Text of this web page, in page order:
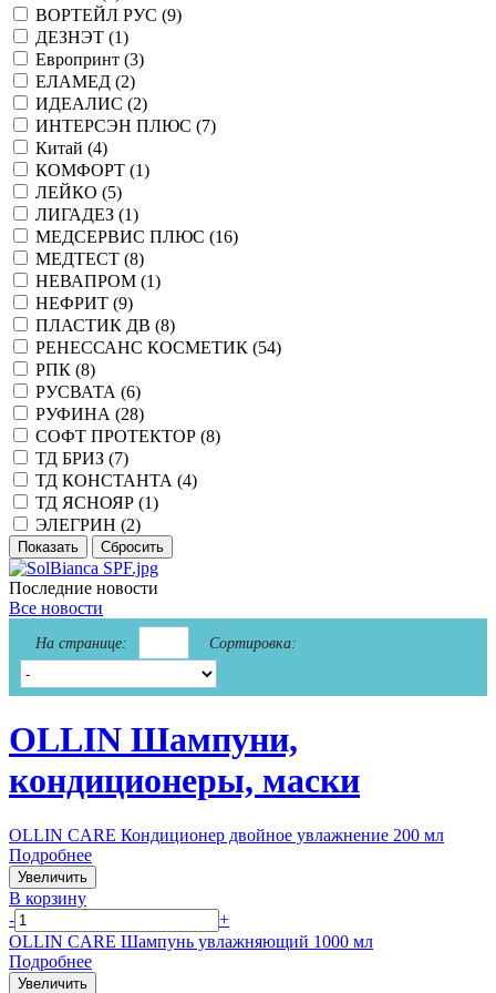
ВОРТЕЙЛ РУС (9)
ДЕЗНЭТ (1)
Европринт (3)
ЕЛАМЕД (2)
ИДЕАЛИС (2)
ИНТЕРСЭН ПЛЮС (7)
Китай (4)
КОМФОРТ (1)
ЛЕЙКО (5)
ЛИГАДЕЗ (1)
МЕДСЕРВИС ПЛЮС (16)
МЕДТЕСТ (8)
НЕВАПРОМ (1)
НЕФРИТ (9)
ПЛАСТИК ДВ (8)
РЕНЕССАНС КОСМЕТИК (54)
РПК (8)
РУСВАТА (6)
РУФИНА (28)
СОФТ ПРОТЕКТОР (8)
ТД БРИЗ (7)
ТД КОНСТАНТА (4)
ТД ЯСНОЯР (1)
ЭЛЕГРИН (2)
Последние новости
Все новости
На странице: Сортировка:
OLLIN Шампуни,
кондиционеры, маски
OLLIN CARE Кондиционер двойное увлажнение 200 мл
Подробнее
Увеличить
В корзину
-
+
OLLIN CARE Шампунь увлажняющий 1000 мл
Подробнее
Увеличить